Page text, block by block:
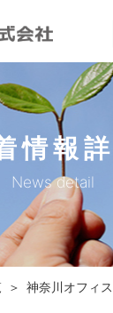
情報
News detail
神奈川オフィ